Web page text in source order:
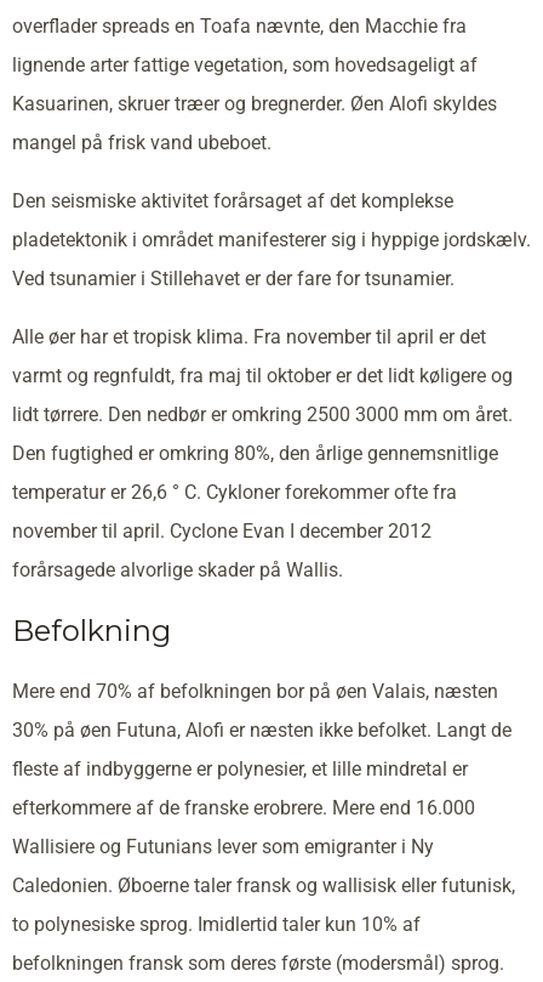
overflader spreads en Toafa nævnte, den Macchie fra
lignende arter fattige vegetation, som hovedsageligt af
Kasuarinen, skruer træer og bregnerder. Øen Alofi skyldes
mangel på frisk vand ubeboet.
Den seismiske aktivitet forårsaget af det komplekse
pladetektonik i området manifesterer sig i hyppige jordskælv.
Ved tsunamier i Stillehavet er der fare for tsunamier.
Alle øer har et tropisk klima. Fra november til april er det
varmt og regnfuldt, fra maj til oktober er det lidt køligere og
lidt tørrere. Den nedbør er omkring 2500 3000 mm om året.
Den fugtighed er omkring 80%, den årlige gennemsnitlige
temperatur er 26,6 ° C. Cykloner forekommer ofte fra
november til april. Cyclone Evan I december 2012
forårsagede alvorlige skader på Wallis.
Befolkning
Mere end 70% af befolkningen bor på øen Valais, næsten
30% på øen Futuna, Alofi er næsten ikke befolket. Langt de
fleste af indbyggerne er polynesier, et lille mindretal er
efterkommere af de franske erobrere. Mere end 16.000
Wallisiere og Futunians lever som emigranter i Ny
Caledonien. Øboerne taler fransk og wallisisk eller futunisk,
to polynesiske sprog. Imidlertid taler kun 10% af
befolkningen fransk som deres første (modersmål) sprog.